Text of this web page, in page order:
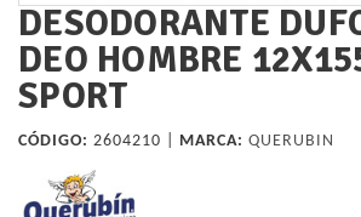
DESODORANTE
DEO HOMBRE
SPORT
CÓDIGO: 2604210 | MARCA: QUERUBIN